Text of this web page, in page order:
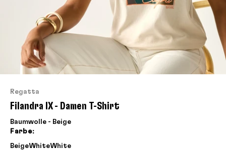
Regatta
Filandra IX - Damen T-Shirt
Baumwolle - Beige
Farbe:
BeigeWhiteWhite